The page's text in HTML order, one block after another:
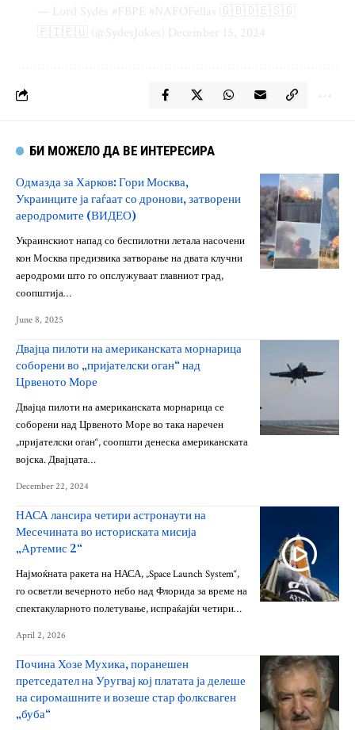
— Lord Sydes #FBPE #NAFOFellas 🇬🇧🇩🇪🇸🇬
🇫🇮🇪🇺 (@SydesJokes) December 15, 2024
БИ МОЖЕЛО ДА ВЕ ИНТЕРЕСИРА
Одмазда за Харков: Гори Москва,
Украинците ја гаѓаат со дронови, затворени
аеродромите (ВИДЕО)
Украинскиот напад со беспилотни летала насочени
кон Москва предизвика затворање на двата клучни
аеродроми што го опслужуваат главниот град,
соопштија…
June 8, 2025
Двајца пилоти на американската морнарица
соборени во „пријателски оган“ над
Црвеното Море
Двајца пилоти на американската морнарица се
соборени над Црвеното Море во така наречен
„пријателски оган“, соопшти денеска американската
војска. Двајцата…
December 22, 2024
НАСА лансира четири астронаути на
Месечината во историската мисија
„Артемис 2“
Најмоќната ракета на НАСА, „Space Launch System“,
го осветли вечерното небо над Флорида за време на
спектакуларното полетување, испраќајќи четири…
April 2, 2026
Почина Хозе Мухика, поранешен
претседател на Уругвај кој платата ја делеше
на сиромашните и возеше стар фолксваген
„буба“